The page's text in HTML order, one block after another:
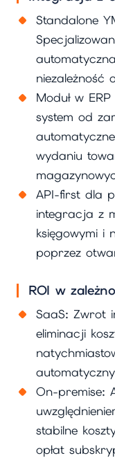
Standalone
niezależność
Moduł w
system od
wydaniu
API-first dla
integracja z
księgowymi i
poprzez
ROI w
SaaS: Zwrot
eliminacji
On-premise:
stabilne
opłat